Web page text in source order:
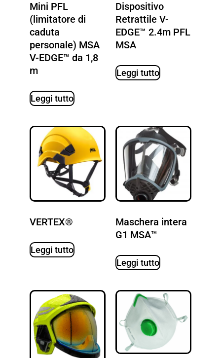
Mini PFL
(limitatore di
caduta
personale) MSA
V-EDGE™ da 1,8
m
Leggi tutto
Dispositivo
Retrattile V-
EDGE™ 2.4m PFL
MSA
Leggi tutto
VERTEX®
Leggi tutto
Maschera intera
G1 MSA™
Leggi tutto